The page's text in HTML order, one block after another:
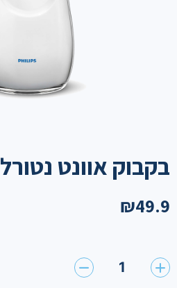
בקבוק אוונט נטורל 330 מ"ל
₪49.9
1